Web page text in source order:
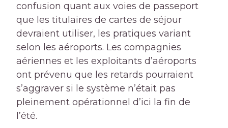
confusion quant aux voies de passeport
que les titulaires de cartes de séjour
devraient utiliser, les pratiques variant
selon les aéroports. Les compagnies
aériennes et les exploitants d’aéroports
ont prévenu que les retards pourraient
s’aggraver si le système n’était pas
pleinement opérationnel d’ici la fin de
l’été.